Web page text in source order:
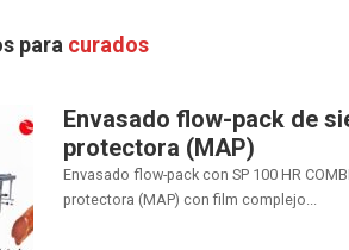
para curados
Envasado flow-pack de
protectora (MAP)
Envasado flow-pack con SP 100 HR
protectora (MAP) con film complejo...